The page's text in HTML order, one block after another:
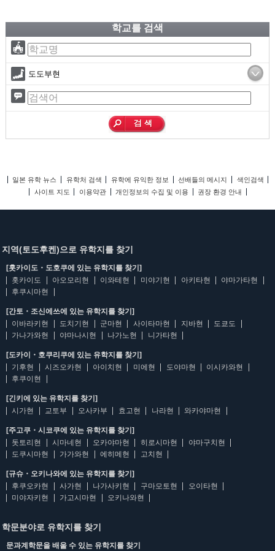
학교를 검색
도도부현
일본 유학 뉴스 유학처 검색 유학에 유익한 정보 선배들의 메시지
색인검색
사이트 지도
이용약관 개인정보의 수집 및 이용 권장 환경 안내
지역(토도후켄)으로 유학지를 찾기
[홋카이도・도호쿠에 있는 유학지를 찾기]
홋카이도
아오모리현 이와테현 미야기현 아키타현
야마가타현
후쿠시마현
[간토・조신에쓰에 있는 유학지를 찾기]
이바라키현
도치기현 군마현 사이타마현 지바현
도쿄도
가나가와현
야마나시현 나가노현 니가타현
[도카이・호쿠리쿠에 있는 유학지를 찾기]
기후현
시즈오카현 아이치현 미에현 도야마현
이시카와현
후쿠이현
[긴키에 있는 유학지를 찾기]
시가현
교토부 오사카부 효고현 나라현 와카야마현
[주고쿠・시코쿠에 있는 유학지를 찾기]
돗토리현
시마네현 오카야마현 히로시마현
야마구치현
도쿠시마현
가가와현 에히메현 고치현
[규슈・오키나와에 있는 유학지를 찾기]
후쿠오카현
사가현 나가사키현 구마모토현
오이타현
미야자키현
가고시마현 오키나와현
학문분야로 유학지를 찾기
문과계학문을 배울 수 있는 유학지를 찾기